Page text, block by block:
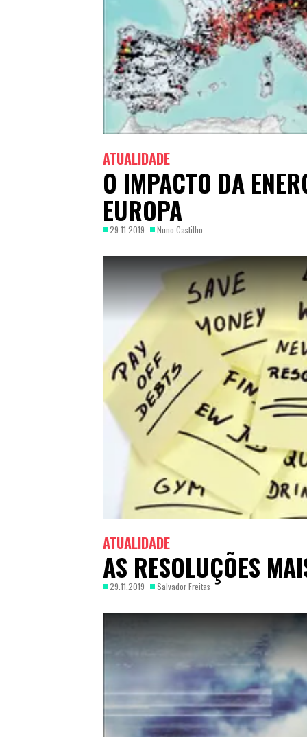
ATUALIDADE
O IMPACTO DA
EUROPA
29.11.2019 Nuno Castilho
ATUALIDADE
AS RESOLUÇÕES
29.11.2019 Salvador Freitas